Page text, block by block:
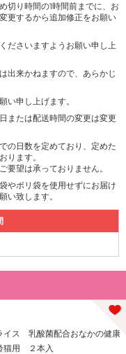
切り時間の1時間前までに、お
更するから追加修正をお願い
ださいますようお願い申し上
出来かねますので、あらかじ
い申し上げます。
または配送時間の変更は変更
の日数を定めており、定めた
ります。
要望は承っておりません。
やポリ袋を使用せずにお届け
い致します。
イス 乳酸菌配合おなかの健康
猫用 ２本入